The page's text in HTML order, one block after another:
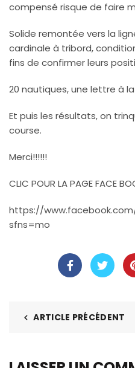
compensé risque de faire
Solide remontée vers la
cardinale à tribord,
fins de confirmer leurs
20 nautiques, une lettre à
Et puis les résultats, on
course.
Merci!!!!!!
CLIC POUR LA PAGE FACE
https://
sfns=mo
ARTICLE PRÉCÉDENT